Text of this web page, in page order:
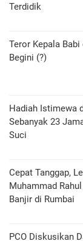
Terdidik
Teror Kepala
Begini (?)
Hadiah Istimewa
Sebanyak 23
Suci
Cepat Tanggap,
Muhammad
Banjir di Rumbai
PCO Diskusikan